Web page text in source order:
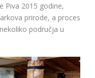
Piva 2015 godine,
prirode, a proces
područja u